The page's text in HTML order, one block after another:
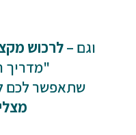
וגם –לרכוש
"מדריך
שתאפשר לכם